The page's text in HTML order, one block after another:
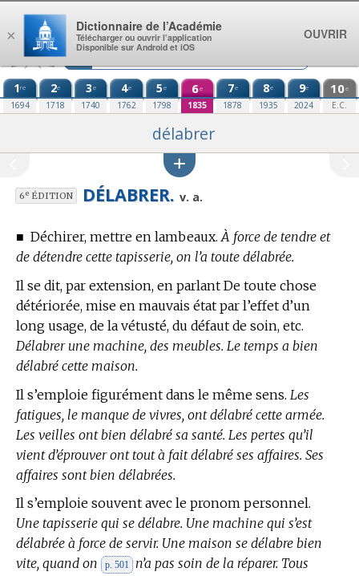
Aller au contenu
1re
1694
2e
1718
3e
1740
4e
1762
5e
1798
6e
1835
7e
1878
8e
1935
9e
2024
10e
E.C.
délabrer
6eÉDITION DÉLABRER. v. a.
■ Déchirer, mettre en lambeaux. À force de tendre et
de détendre cette tapisserie, on l’a toute délabrée.
Il se dit, par extension, en parlant De toute chose
détériorée, mise en mauvais état par l’effet d’un
long usage, de la vétusté, du défaut de soin, etc.
Délabrer une machine, des meubles. Le temps a bien
délabré cette maison.
Il s’emploie figurément dans le même sens. Les
fatigues, le manque de vivres, ont délabré cette armée.
Les veilles ont bien délabré sa santé. Les pertes qu’il
vient d’éprouver ont tout à fait délabré ses affaires. Ses
affaires sont bien délabrées.
Il s’emploie souvent avec le pronom personnel.
Une tapisserie qui se délabre. Une machine qui s’est
délabrée à force de servir. Une maison se délabre bien
vite, quand on
p. 501
n’a pas soin de la réparer. Tous
×
Dictionnaire de l’Académie
Télécharger ou ouvrir l’application
Disponible sur Android et iOS
OUVRIR